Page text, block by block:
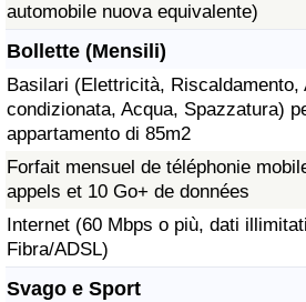
automobile nuova equivalente)
Bollette (Mensili)
Basilari (Elettricità, Riscaldamento,
condizionata, Acqua, Spazzatura)
appartamento di 85m2
Forfait mensuel de téléphonie
appels et 10 Go+ de données
Internet (60 Mbps o più, dati
Fibra/ADSL)
Svago e Sport